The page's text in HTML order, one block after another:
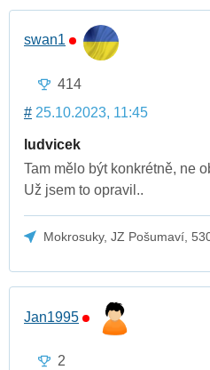
swan1
414
# 25.10.2023, 11:45
ludvicek
Tam mělo být konkrétně, ne
Už jsem to opravil..
Mokrosuky, JZ Pošumaví,
Jan1995
2